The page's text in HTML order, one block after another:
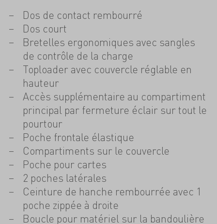
Dos de contact rembourré
Dos court
Bretelles ergonomiques avec sangles
de contrôle de la charge
Toploader avec couvercle réglable en
hauteur
Accès supplémentaire au compartiment
principal par fermeture éclair sur tout le
pourtour
Poche frontale élastique
Compartiments sur le couvercle
Poche pour cartes
2 poches latérales
Ceinture de hanche rembourrée avec 1
poche zippée à droite
Boucle pour matériel sur la bandoulière